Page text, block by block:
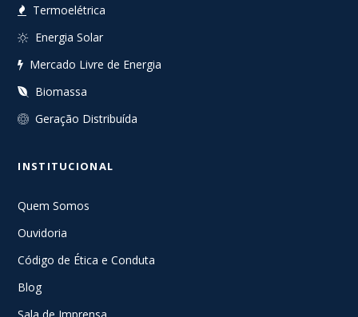
Termoelétrica
Energia Solar
Mercado Livre de Energia
Biomassa
Geração Distribuída
INSTITUCIONAL
Quem Somos
Ouvidoria
Código de Ética e Conduta
Blog